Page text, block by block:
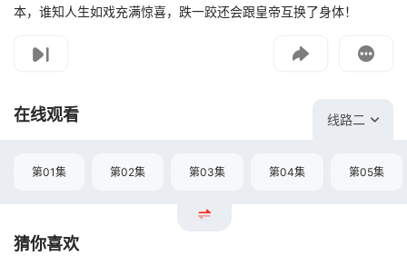
本，谁知人生如戏充满惊喜，跌一跤还会跟皇帝互换了身体！
如遇无法播放请提交给我们
在线观看 线路二
第01集 第02集 第03集 第04集 第05集
猜你喜欢